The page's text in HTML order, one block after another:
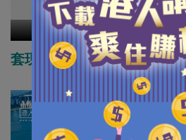
甘文鋒
真就輸了
吧。
套現大量現金 長實會否大舉